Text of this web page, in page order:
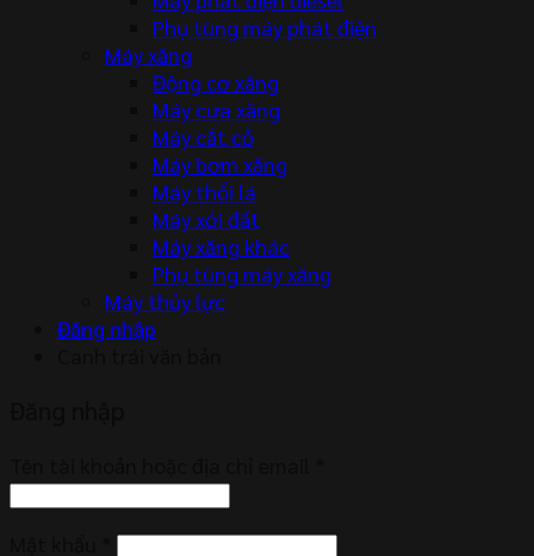
Phụ tùng máy phát điện
Máy xăng
Động cơ xăng
Máy cưa xăng
Máy cắt cỏ
Máy bơm xăng
Máy thổi lá
Máy xới đất
Máy xăng khác
Phụ tùng máy xăng
Máy thủy lực
Đăng nhập